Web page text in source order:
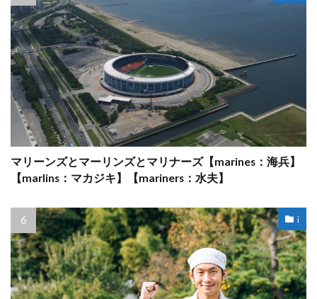
マリーンズとマーリンズとマリナーズ【marines：海兵】
【marlins：マカジキ】【mariners：水夫】
i